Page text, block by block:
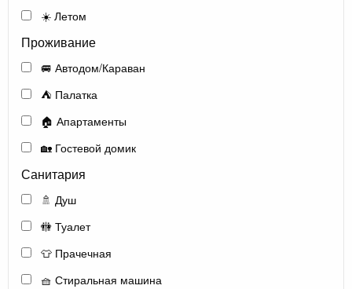
☀️ Летом
Проживание
🚐 Автодом/Караван
⛺ Палатка
🏠 Апартаменты
🏡 Гостевой домик
Санитария
🚿 Душ
🚻 Туалет
👕 Прачечная
🧺 Стиральная машина